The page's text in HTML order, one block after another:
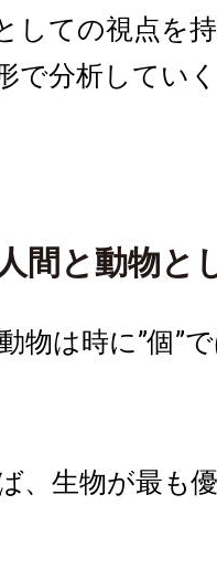
しての視点を
で分析してい
間と動物と
物は時に”個”
、生物が最も